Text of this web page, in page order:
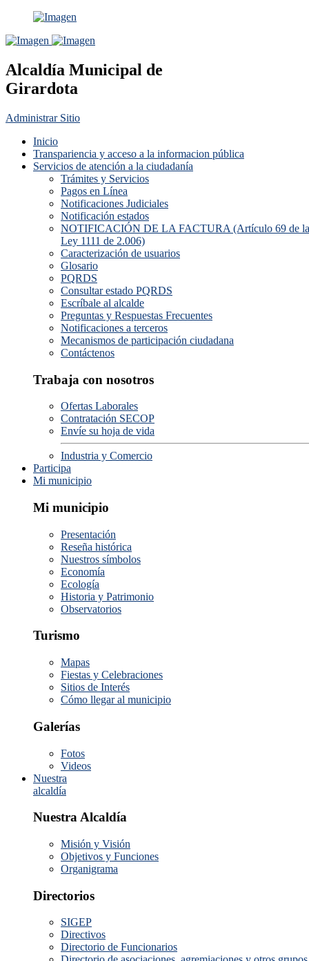
Alcaldía Municipal de
Girardota
Administrar Sitio
Inicio
Transpariencia y acceso a la informacion pública
Servicios de atención a la ciudadanía
Trámites y Servicios
Pagos en Línea
Notificaciones Judiciales
Notificación estados
NOTIFICACIÓN DE LA FACTURA (Artículo 69 de la
Ley 1111 de 2.006)
Caracterización de usuarios
Glosario
PQRDS
Consultar estado PQRDS
Escríbale al alcalde
Preguntas y Respuestas Frecuentes
Notificaciones a terceros
Mecanismos de participación ciudadana
Contáctenos
Trabaja con nosotros
Ofertas Laborales
Contratación SECOP
Envíe su hoja de vida
Industria y Comercio
Participa
Mi municipio
Mi municipio
Presentación
Reseña histórica
Nuestros símbolos
Economía
Ecología
Historia y Patrimonio
Observatorios
Turismo
Mapas
Fiestas y Celebraciones
Sitios de Interés
Cómo llegar al municipio
Galerías
Fotos
Videos
Nuestra
alcaldía
Nuestra Alcaldía
Misión y Visión
Objetivos y Funciones
Organigrama
Directorios
SIGEP
Directivos
Directorio de Funcionarios